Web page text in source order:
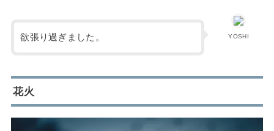
YOSHI
欲張り過ぎました。
花火